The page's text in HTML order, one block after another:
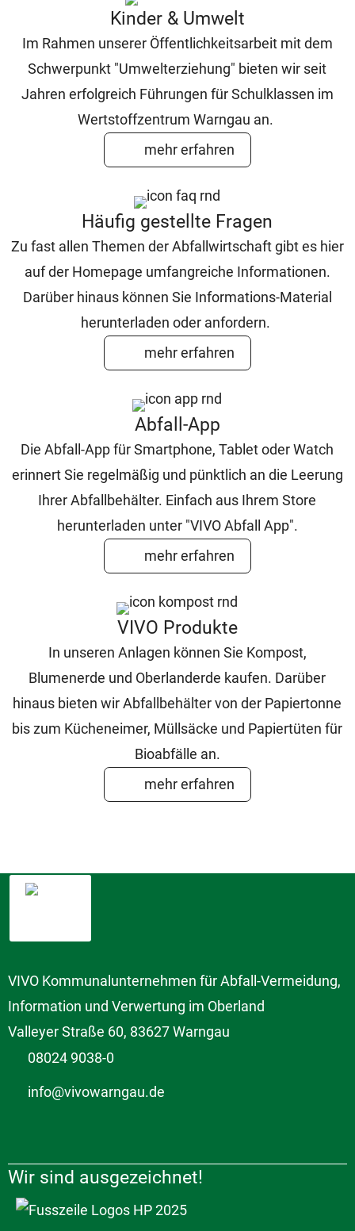
Kinder & Umwelt
Im Rahmen unserer Öffentlichkeitsarbeit mit dem
Schwerpunkt "Umwelterziehung" bieten wir seit
Jahren erfolgreich Führungen für Schulklassen im
Wertstoffzentrum Warngau an.
mehr erfahren
Häufig gestellte Fragen
Zu fast allen Themen der Abfallwirtschaft gibt es hier
auf der Homepage umfangreiche Informationen.
Darüber hinaus können Sie Informations-Material
herunterladen oder anfordern.
mehr erfahren
Abfall-App
Die Abfall-App für Smartphone, Tablet oder Watch
erinnert Sie regelmäßig und pünktlich an die Leerung
Ihrer Abfallbehälter. Einfach aus Ihrem Store
herunterladen unter "VIVO Abfall App".
mehr erfahren
VIVO Produkte
In unseren Anlagen können Sie Kompost,
Blumenerde und Oberlanderde kaufen. Darüber
hinaus bieten wir Abfallbehälter von der Papiertonne
bis zum Kücheneimer, Müllsäcke und Papiertüten für
Bioabfälle an.
mehr erfahren
VIVO Kommunalunternehmen für Abfall-Vermeidung,
Information und Verwertung im Oberland
Valleyer Straße 60, 83627 Warngau
08024 9038-0
info@vivowarngau.de
Wir sind ausgezeichnet!